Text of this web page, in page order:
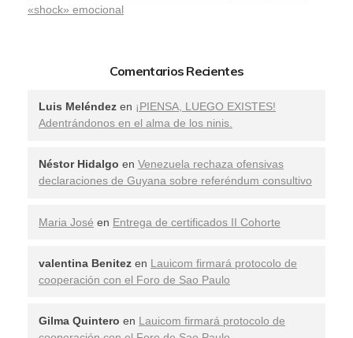
«shock» emocional
Comentarios Recientes
Luis Meléndez en ¡PIENSA, LUEGO EXISTES!
Adentrándonos en el alma de los ninis.
Néstor Hidalgo en Venezuela rechaza ofensivas
declaraciones de Guyana sobre referéndum consultivo
Maria José en Entrega de certificados II Cohorte
valentina Benitez en Lauicom firmará protocolo de
cooperación con el Foro de Sao Paulo
Gilma Quintero en Lauicom firmará protocolo de